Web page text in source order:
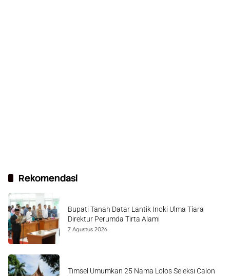
Rekomendasi
Bupati Tanah Datar Lantik Inoki Ulma Tiara
Direktur Perumda Tirta Alami
7 Agustus 2026
Timsel Umumkan 25 Nama Lolos Seleksi Calon